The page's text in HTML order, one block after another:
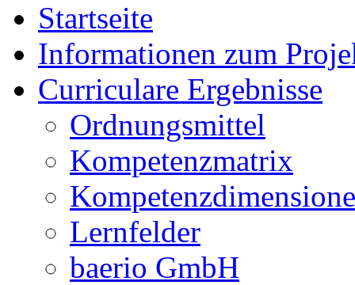
Startseite
Informationen zum
Curriculare Ergebnisse
Ordnungsmittel
Kompetenzmatrix
Lernfelder
baerio GmbH